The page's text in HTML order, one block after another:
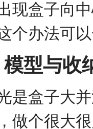
现盒子向
个办法可
型与收
是盒子大
做个很大